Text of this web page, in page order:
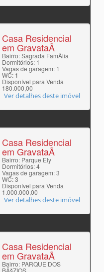
Casa Residencial
em GravataÃ­
Bairro: Sagrada FamÃ­lia
Dormitórios: 1
Vagas de garagem: 1
WC: 1
Disponível para Venda
180.000,00
Ver detalhes deste imóvel
Casa Residencial
em GravataÃ­
Bairro: Parque Ely
Dormitórios: 4
Vagas de garagem: 3
WC: 3
Disponível para Venda
1.000.000,00
Ver detalhes deste imóvel
Casa Residencial
em GravataÃ­
Bairro: PARQUE DOS
BÃšZIOS